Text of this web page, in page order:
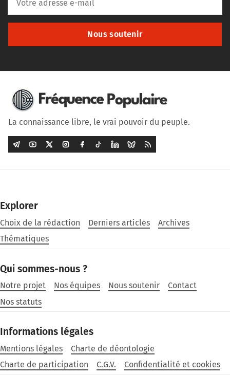
Nous soutenir
La connaissance libre, le vrai pouvoir du peuple.
Explorer
Choix de la rédaction Derniers articles
Archives
Thématiques
Qui sommes-nous ?
Notre projet Nos équipes Nous soutenir
Contact
Nos statuts
Informations légales
Mentions légales
Charte de déontologie
Charte de participation
C.G.V. Confidentialité et cookies